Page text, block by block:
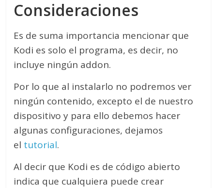
Consideraciones
Es de suma importancia mencionar que
Kodi es solo el programa, es decir, no
incluye ningún addon.
Por lo que al instalarlo no podremos ver
ningún contenido, excepto el de nuestro
dispositivo y para ello debemos hacer
algunas configuraciones, dejamos
el tutorial.
Al decir que Kodi es de código abierto
indica que cualquiera puede crear